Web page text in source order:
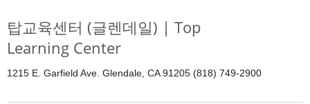
탑교육센터 (글렌데일) | Top
Learning Center
1215 E. Garfield Ave. Glendale, CA 91205 (818) 749-2900